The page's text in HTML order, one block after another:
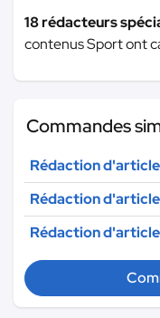
18 rédacteurs
contenus Sport ont
Commandes
Rédaction
Rédaction
Rédaction